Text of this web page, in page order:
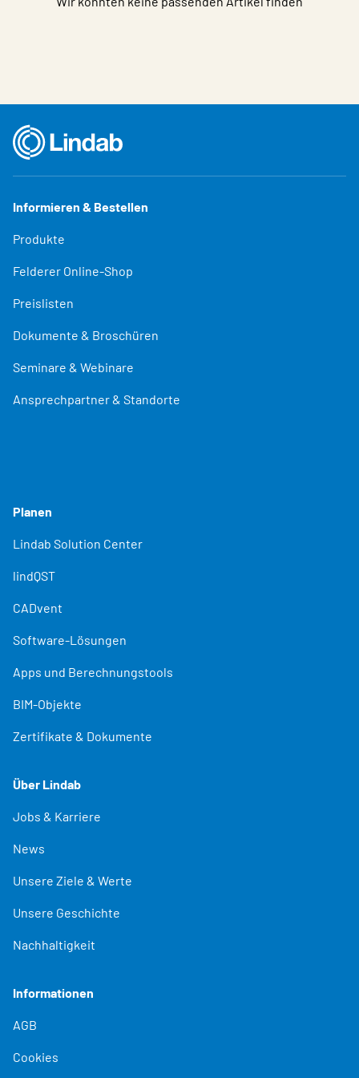
Informieren & Bestellen
Produkte
Felderer Online-Shop
Preislisten
Dokumente & Broschüren
Seminare & Webinare
Ansprechpartner & Standorte
Planen
Lindab Solution Center
lindQST
CADvent
Software-Lösungen
Apps und Berechnungstools
BIM-Objekte
Zertifikate & Dokumente
Über Lindab
Jobs & Karriere
News
Unsere Ziele & Werte
Unsere Geschichte
Nachhaltigkeit
Informationen
AGB
Cookies